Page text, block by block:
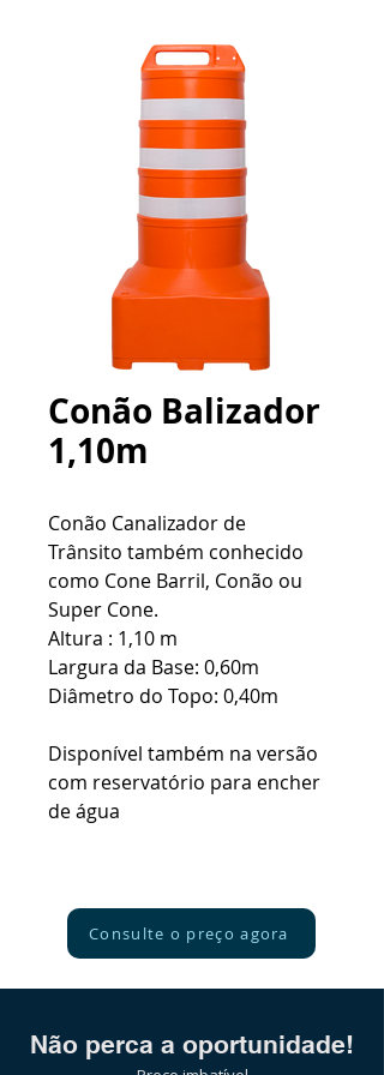
Conão Balizador
1,10m
Conão Canalizador de
Trânsito também conhecido
como Cone Barril, Conão ou
Super Cone.
Altura : 1,10 m
Largura da Base: 0,60m
Diâmetro do Topo: 0,40m
Disponível também na versão
com reservatório para encher
de água
Consulte o preço agora
Não perca a oportunidade!